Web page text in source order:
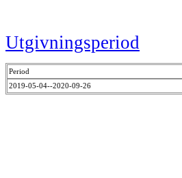
Utgivningsperiod
Period
2019-05-04--2020-09-26